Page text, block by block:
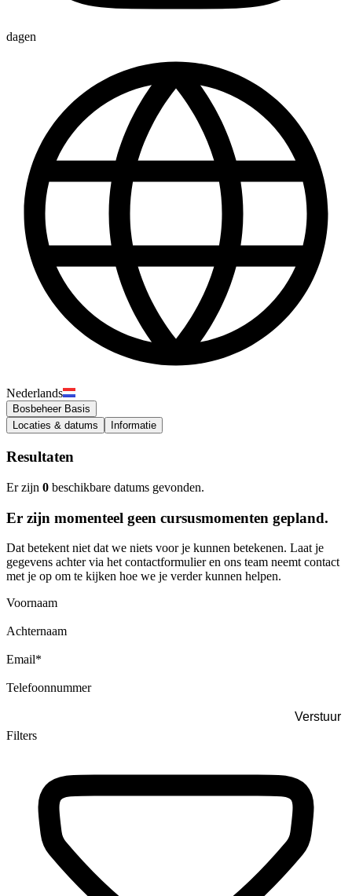
dagen
Nederlands
Bosbeheer Basis
Locaties & datums
Informatie
Resultaten
Er zijn 0 beschikbare datums gevonden.
Er zijn momenteel geen cursusmomenten gepland.
Dat betekent niet dat we niets voor je kunnen betekenen. Laat je
gegevens achter via het contactformulier en ons team neemt contact
met je op om te kijken hoe we je verder kunnen helpen.
Voornaam
Achternaam
Email*
Telefoonnummer
Filters